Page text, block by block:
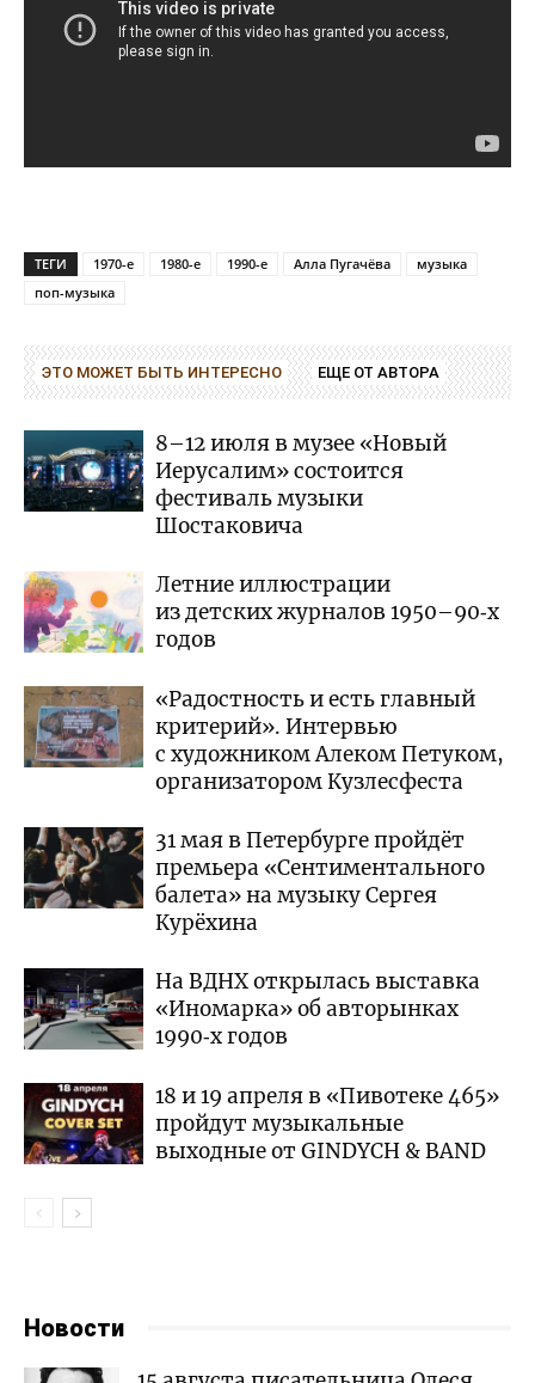
ТЕГИ 1970-е 1980-е 1990-е Алла Пугачёва
музыка
поп-музыка
ЭТО МОЖЕТ БЫТЬ ИНТЕРЕСНО ЕЩЕ ОТ АВТОРА
8–12 июля в музее «Новый
Иерусалим» состоится
фестиваль музыки
Шостаковича
Летние иллюстрации
из детских журналов 1950–90‑х
годов
«Радостность и есть главный
критерий». Интервью
с художником Алеком Петуком,
организатором Кузлесфеста
31 мая в Петербурге пройдёт
премьера «Сентиментального
балета» на музыку Сергея
Курёхина
На ВДНХ открылась выставка
«Иномарка» об авторынках
1990‑х годов
18 и 19 апреля в «Пивотеке 465»
пройдут музыкальные
выходные от GINDYCH & BAND
Новости